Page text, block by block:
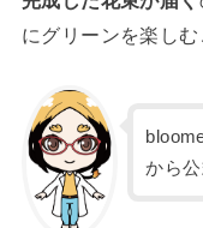
にグリーンを楽しむ
から